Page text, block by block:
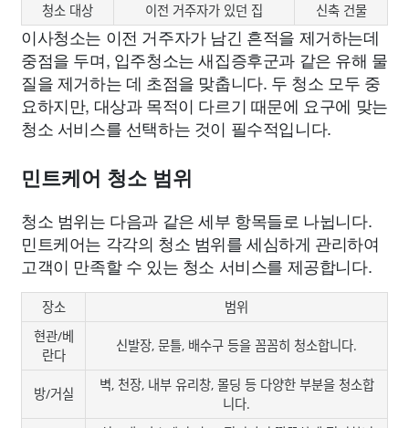
청소 대상
이전 거주자가 있던 집 신축 건물
이사청소는 이전 거주자가 남긴 흔적을 제거하는데
중점을 두며, 입주청소는 새집증후군과 같은 유해 물
질을 제거하는 데 초점을 맞춥니다. 두 청소 모두 중
요하지만, 대상과 목적이 다르기 때문에 요구에 맞는
청소 서비스를 선택하는 것이 필수적입니다.
민트케어 청소 범위
청소 범위는 다음과 같은 세부 항목들로 나뉩니다.
민트케어는 각각의 청소 범위를 세심하게 관리하여
고객이 만족할 수 있는 청소 서비스를 제공합니다.
장소
범위
현관/베
란다
신발장, 문틀, 배수구 등을 꼼꼼히 청소합니다.
방/거실
벽, 천장, 내부 유리창, 몰딩 등 다양한 부분을 청소합
니다.